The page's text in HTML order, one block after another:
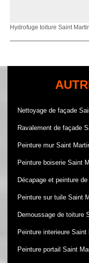
Hydrofuge toiture Saint
Nettoyage de façade
Ravalement de façade
Peinture mur Saint
Peinture boiserie Saint
Décapage et peinture
Peinture sur tuile Saint
Demoussage de toiture
Peinture interieure
Peinture portail Saint